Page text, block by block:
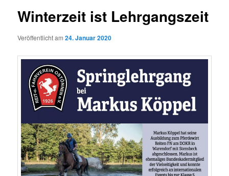
Winterzeit ist Lehrgangszeit
Veröffentlicht am24. Januar 2020